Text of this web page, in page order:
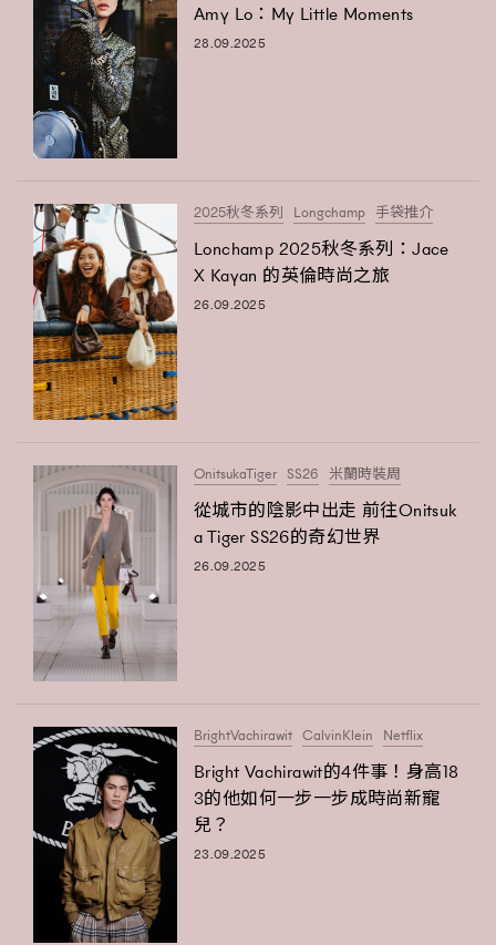
Amy Lo：My Little Moments
28.09.2025
2025秋冬系列 Longchamp 手袋推介
Lonchamp 2025秋冬系列：Jace
X Kayan 的英倫時尚之旅
26.09.2025
OnitsukaTiger SS26 米蘭時裝周
從城市的陰影中出走 前往Onitsuk
a Tiger SS26的奇幻世界
26.09.2025
BrightVachirawit CalvinKlein Netflix
Bright Vachirawit的4件事！身高18
3的他如何一步一步成時尚新寵
兒？
23.09.2025